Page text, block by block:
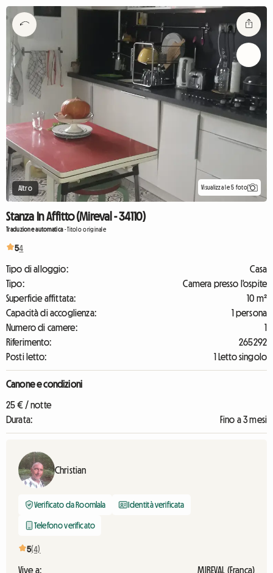
Altro Visualizza le 5 foto
Stanza In Affitto (Mireval - 34110)
Traduzione automatica-Titolo originale
54
Tipo di alloggio:
Casa
Tipo:
Camera presso l'ospite
Superficie affittata:
10 m²
Capacità di accoglienza:
1 persona
Numero di camere:
1
Riferimento:
265292
Posti letto:
1 Letto singolo
Canone e condizioni
25 € / notte
Durata:
Fino a 3 mesi
Christian
Verificato da Roomlala Identità verificata
Telefono verificato
5(4)
Vive a:
MIREVAL (França)